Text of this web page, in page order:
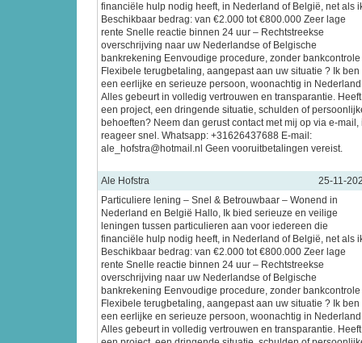
financiële hulp nodig heeft, in Nederland of België, net als
Beschikbaar bedrag: van €2.000 tot €800.000 Zeer lage
rente Snelle reactie binnen 24 uur – Rechtstreekse
overschrijving naar uw Nederlandse of Belgische
bankrekening Eenvoudige procedure, zonder bankcontrole
Flexibele terugbetaling, aangepast aan uw situatie ? Ik ben
een eerlijke en serieuze persoon, woonachtig in
Alles gebeurt in volledig vertrouwen en transparantie.
een project, een dringende situatie, schulden of
behoeften? Neem dan gerust contact met mij op via e-mail,
reageer snel. Whatsapp: +31626437688 E-mail:
ale_hofstra@hotmail.nl Geen vooruitbetalingen vereist.
Ale Hofstra
25-11-
Particuliere lening – Snel & Betrouwbaar – Wonend in
Nederland en België Hallo, Ik bied serieuze en veilige
leningen tussen particulieren aan voor iedereen die
financiële hulp nodig heeft, in Nederland of België, net als
Beschikbaar bedrag: van €2.000 tot €800.000 Zeer lage
rente Snelle reactie binnen 24 uur – Rechtstreekse
overschrijving naar uw Nederlandse of Belgische
bankrekening Eenvoudige procedure, zonder bankcontrole
Flexibele terugbetaling, aangepast aan uw situatie ? Ik ben
een eerlijke en serieuze persoon, woonachtig in
Alles gebeurt in volledig vertrouwen en transparantie.